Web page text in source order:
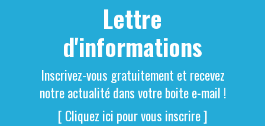
Lettre
d'informations
Inscrivez-vous gratuitement et recevez
notre actualité dans votre boite e-mail !
[ Cliquez ici pour vous inscrire ]